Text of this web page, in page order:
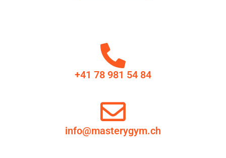
+41 78 981 54 84
info@masterygym.ch